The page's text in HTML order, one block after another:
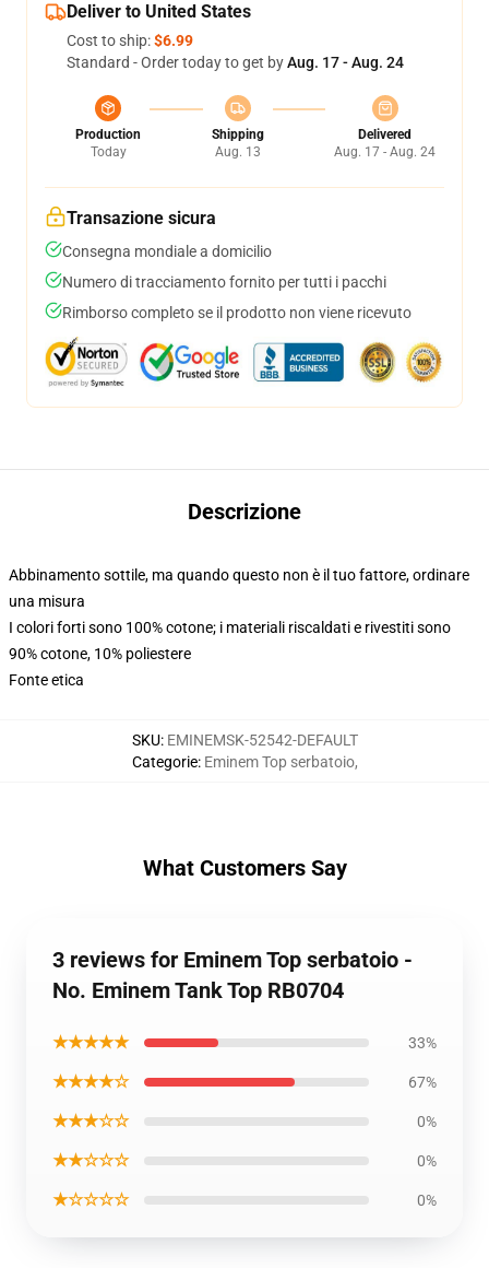
Deliver to United States
Cost to ship:$6.99
Standard - Order today to get byAug. 17 - Aug. 24
Production
Today
Shipping
Aug. 13
Delivered
Aug. 17 - Aug. 24
Transazione sicura
Consegna mondiale a domicilio
Numero di tracciamento fornito per tutti i pacchi
Rimborso completo se il prodotto non viene ricevuto
Descrizione
Abbinamento sottile, ma quando questo non è il tuo fattore, ordinare
una misura
I colori forti sono 100% cotone; i materiali riscaldati e rivestiti sono
90% cotone, 10% poliestere
Fonte etica
SKU: EMINEMSK-52542-DEFAULT
Categorie: Eminem Top serbatoio,
What Customers Say
3 reviews for Eminem Top serbatoio -
No. Eminem Tank Top RB0704
★★★★★ 33%
★★★★☆ 67%
★★★☆☆ 0%
★★☆☆☆ 0%
★☆☆☆☆ 0%